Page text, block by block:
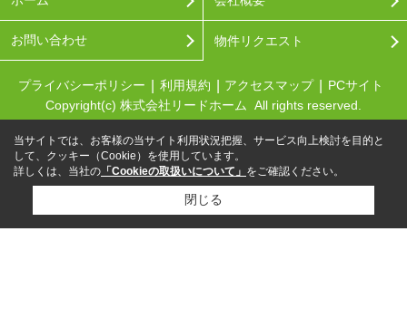
お問い合わせ 物件リクエスト
プライバシーポリシー 利用規約 アクセスマップ
PCサイト
Copyright(c) 株式会社リードホーム All rights reserved.
当サイトでは、お客様の当サイト利用状況把握、サービス向上検討を目的と
して、クッキー（Cookie）を使用しています。
詳しくは、当社の 「Cookieの取扱いについて」 をご確認ください。
閉じる